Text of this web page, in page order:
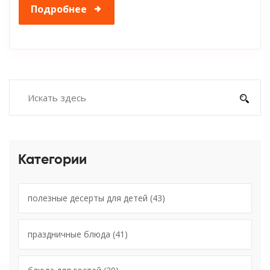
Подробнее
Категории
полезные десерты для детей (43)
праздничные блюда (41)